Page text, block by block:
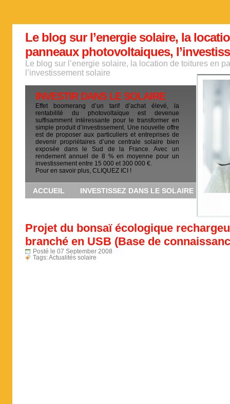
Le blog sur l’energie solaire, la
panneaux photovoltaiques,
Le blog sur l’energie solaire, la location de toitures en
l’investissement solaire
INVESTIR DANS LE SOLAIRE
Effet boomerang d’un tarif d’achat élevé, la
rentabilité du photovoltaïque est devenue
suffisamment intéressante pour le transformer en
simple produit d’investissement. Une nouvelle offre
est de proposer aux particuliers et entreprises de
devenir propriétaires d’une centrale solaire bien
exposée dans le Sud de la France. Avec un
rendement annuel de 8 % en moyenne pour un
investissement entre 15 000 et 300 000 €.
Pour en savoir plus, CLIQUEZ ICI !
ACCUEIL INVESTISSEZ DANS LE SOLAIRE
Projet du bonsaï écologique
branché en USB (Base de
Posté le 07 September 2008
Tags:Actualités solaire